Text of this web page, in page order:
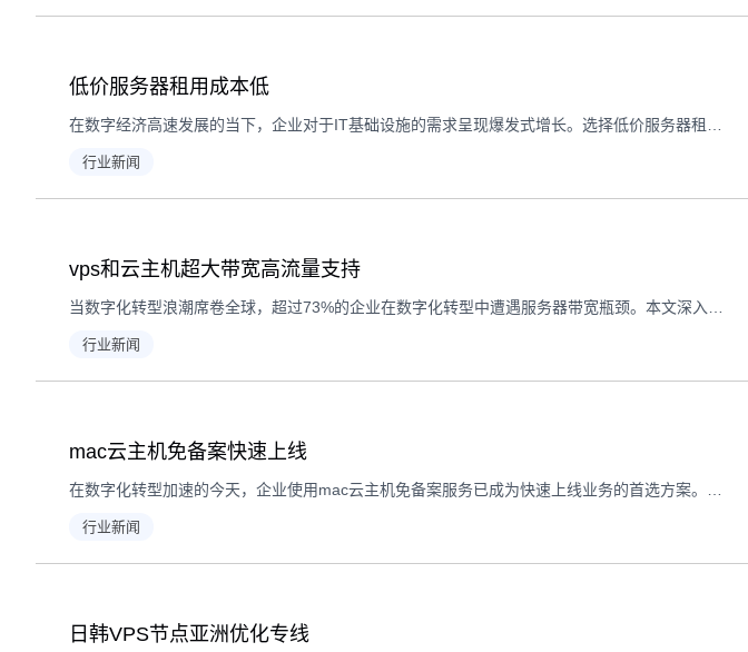
低价服务器租用成本低
行业新闻
vps和云主机超大带宽高流量支持
行业新闻
mac云主机免备案快速上线
行业新闻
日韩VPS节点亚洲优化专线